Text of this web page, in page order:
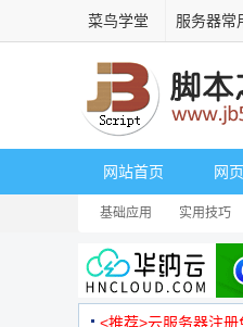
菜鸟学堂 服务器常
网站首页 网
基础应用 实用技巧
<推荐>云服务器注